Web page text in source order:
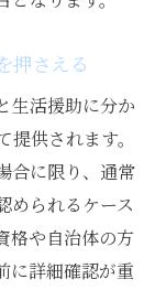
押さえる
生活援助に分か
供されます。
合に限り、通常
められるケース
格や自治体の方
に詳細確認が重